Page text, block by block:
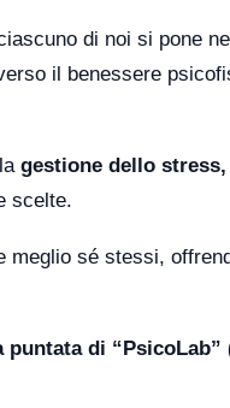
di noi si pone
il benessere
gestione dello stress,
scelte.
meglio sé stessi,
puntata di